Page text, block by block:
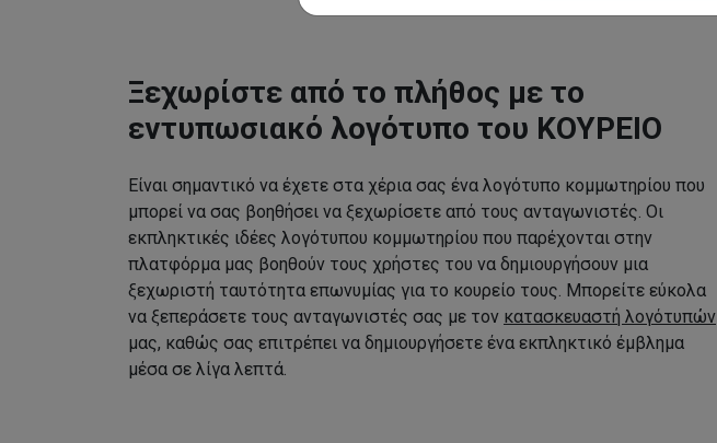
Ξεχωρίστε από το πλήθος με το
εντυπωσιακό λογότυπο του ΚΟΥΡΕΙΟ
Είναι σημαντικό να έχετε στα χέρια σας ένα λογότυπο κομμωτηρίου που
μπορεί να σας βοηθήσει να ξεχωρίσετε από τους ανταγωνιστές. Οι
εκπληκτικές ιδέες λογότυπου κομμωτηρίου που παρέχονται στην
πλατφόρμα μας βοηθούν τους χρήστες του να δημιουργήσουν μια
ξεχωριστή ταυτότητα επωνυμίας για το κουρείο τους. Μπορείτε εύκολα
να ξεπεράσετε τους ανταγωνιστές σας με τον κατασκευαστή λογότυπών
μας, καθώς σας επιτρέπει να δημιουργήσετε ένα εκπληκτικό έμβλημα
μέσα σε λίγα λεπτά.